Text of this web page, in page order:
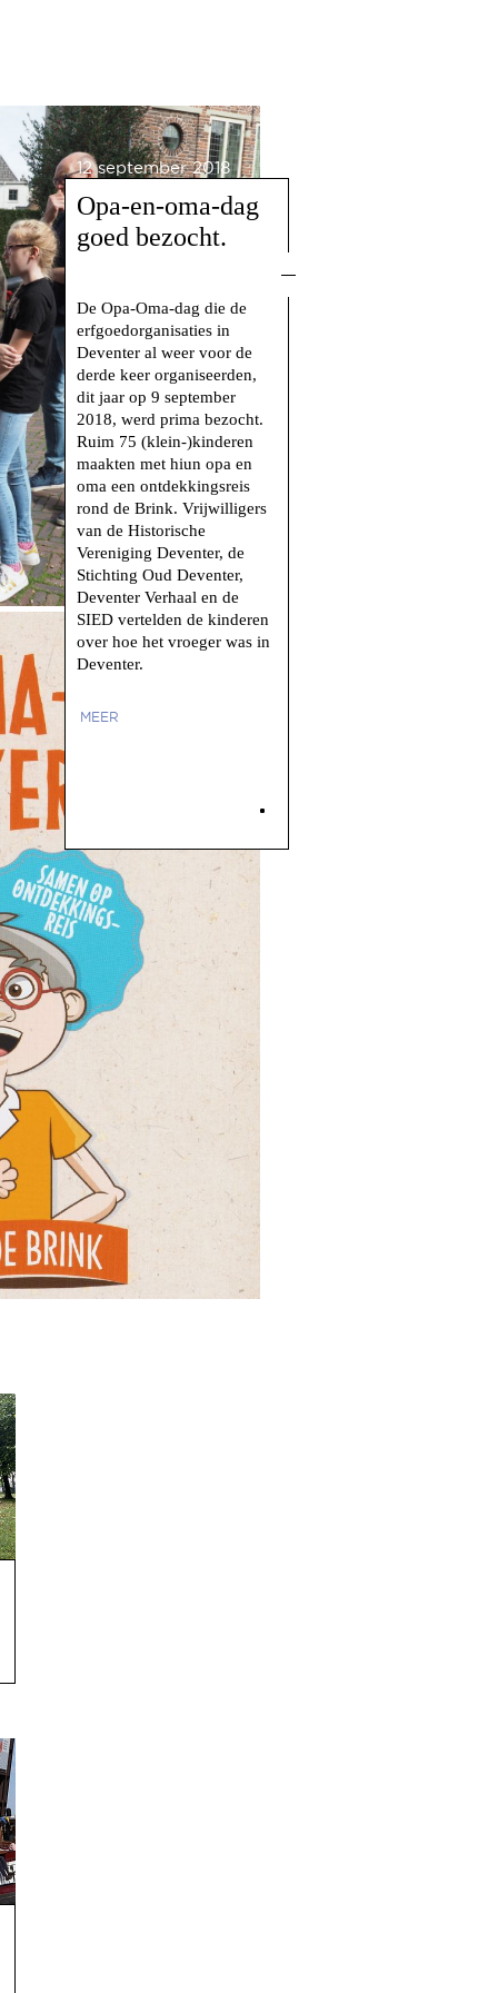
12 september 2018
Opa-en-oma-dag
goed bezocht.
De Opa-Oma-dag die de
erfgoedorganisaties in
Deventer al weer voor de
derde keer organiseerden,
dit jaar op 9 september
2018, werd prima bezocht.
Ruim 75 (klein-)kinderen
maakten met hiun opa en
oma een ontdekkingsreis
rond de Brink. Vrijwilligers
van de Historische
Vereniging Deventer, de
Stichting Oud Deventer,
Deventer Verhaal en de
SIED vertelden de kinderen
over hoe het vroeger was in
Deventer.
MEER